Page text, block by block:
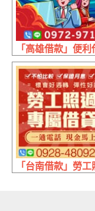
「高雄借款」便
「台南借款」勞